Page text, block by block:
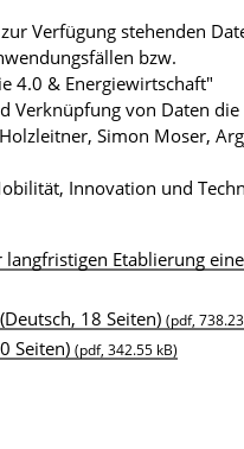
Verfügung stehenden
bzw.
4.0 & Energiewirtschaft"
Verknüpfung von Daten die
Simon Moser,
Innovation und
Etablierung
18 Seiten) (pdf,
Seiten) (pdf, 342.55 kB)